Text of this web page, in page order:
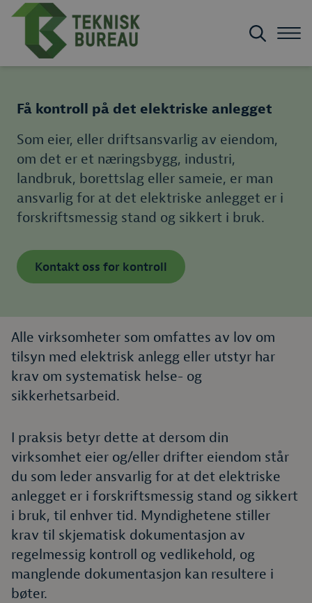
Få kontroll på det elektriske anlegget
Som eier, eller driftsansvarlig av eiendom,
om det er et næringsbygg, industri,
landbruk, borettslag eller sameie, er man
ansvarlig for at det elektriske anlegget er i
forskriftsmessig stand og sikkert i bruk.
Kontakt oss for kontroll
Alle virksomheter som omfattes av lov om
tilsyn med elektrisk anlegg eller utstyr har
krav om systematisk helse- og
sikkerhetsarbeid.
I praksis betyr dette at dersom din
virksomhet eier og/eller drifter eiendom står
du som leder ansvarlig for at det elektriske
anlegget er i forskriftsmessig stand og sikkert
i bruk, til enhver tid. Myndighetene stiller
krav til skjematisk dokumentasjon av
regelmessig kontroll og vedlikehold, og
manglende dokumentasjon kan resultere i
bøter.